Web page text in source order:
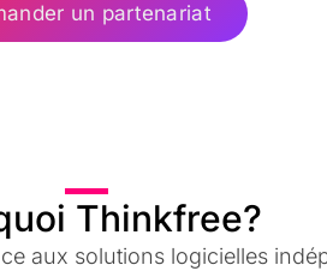
un partenariat
Thinkfree?
aux solutions logicielles